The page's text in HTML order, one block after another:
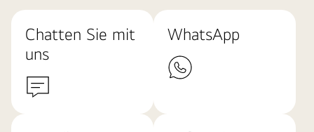
Chatten Sie mit
uns
WhatsApp